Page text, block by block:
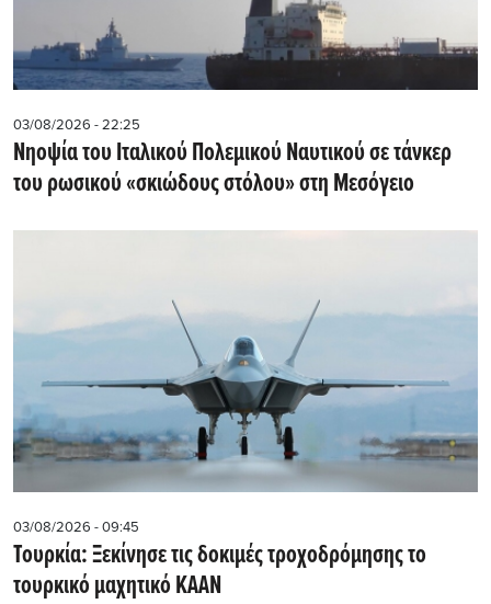
03/08/2026 - 22:25
Νηοψία του Ιταλικού Πολεμικού Ναυτικού σε τάνκερ
του ρωσικού «σκιώδους στόλου» στη Μεσόγειο
03/08/2026 - 09:45
Τουρκία: Ξεκίνησε τις δοκιμές τροχοδρόμησης το
τουρκικό μαχητικό KAAN